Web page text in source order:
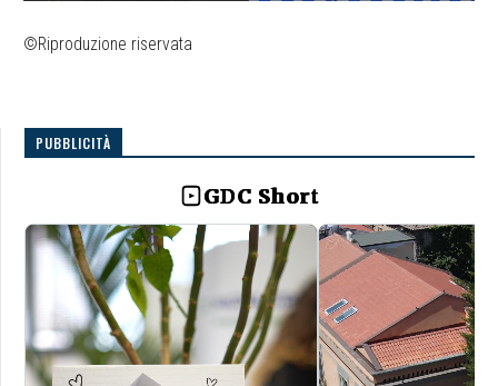
©Riproduzione riservata
PUBBLICITÀ
GDC Short